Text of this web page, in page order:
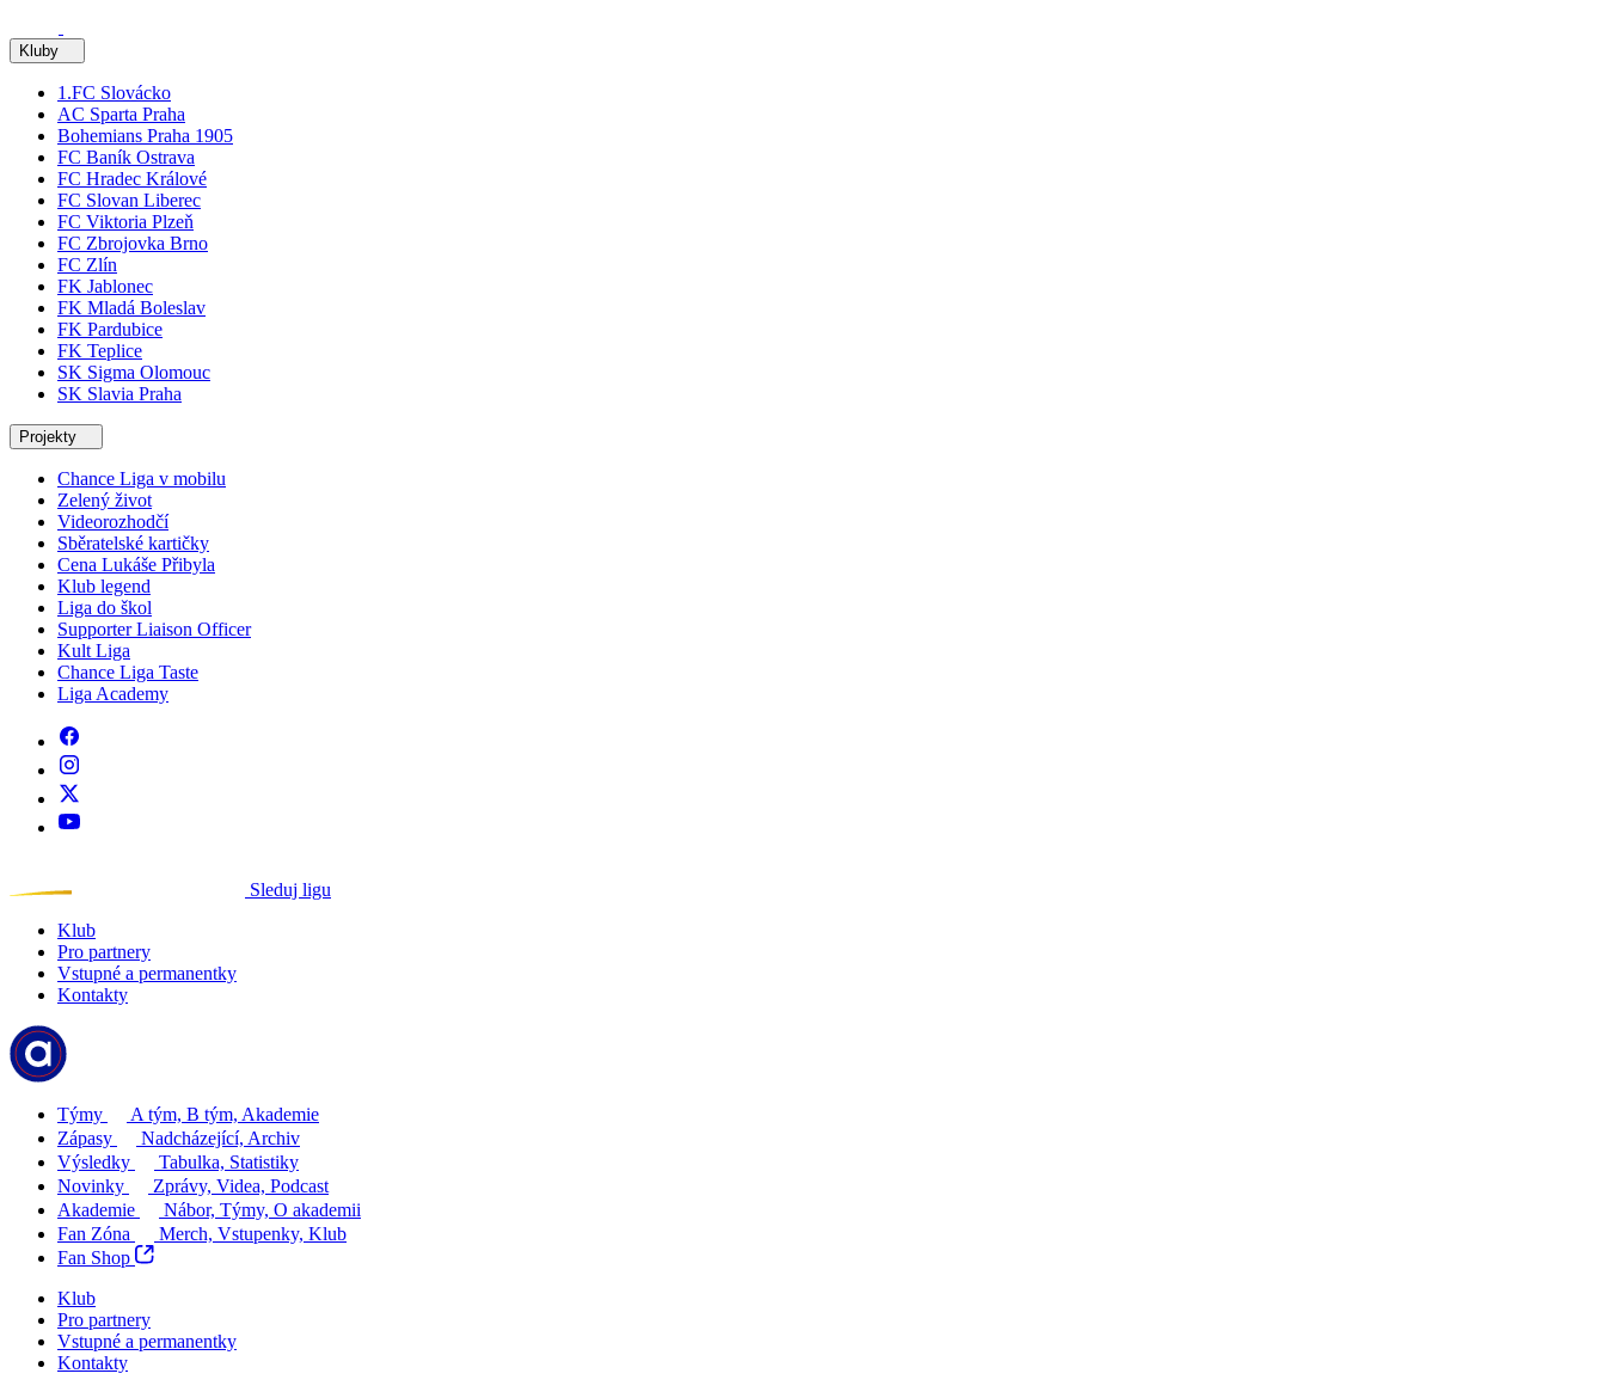
Kluby
1.FC Slovácko
AC Sparta Praha
Bohemians Praha 1905
FC Baník Ostrava
FC Hradec Králové
FC Slovan Liberec
FC Viktoria Plzeň
FC Zbrojovka Brno
FC Zlín
FK Jablonec
FK Mladá Boleslav
FK Pardubice
FK Teplice
SK Sigma Olomouc
SK Slavia Praha
Projekty
Chance Liga v mobilu
Zelený život
Videorozhodčí
Sběratelské kartičky
Cena Lukáše Přibyla
Klub legend
Liga do škol
Supporter Liaison Officer
Kult Liga
Chance Liga Taste
Liga Academy
Sleduj ligu
Klub
Pro partnery
Vstupné a permanentky
Kontakty
Týmy
A tým, B tým, Akademie
Zápasy
Nadcházející, Archiv
Výsledky
Tabulka, Statistiky
Novinky
Zprávy, Videa, Podcast
Akademie
Nábor, Týmy, O akademii
Fan Zóna
Merch, Vstupenky, Klub
Fan Shop
Klub
Pro partnery
Vstupné a permanentky
Kontakty